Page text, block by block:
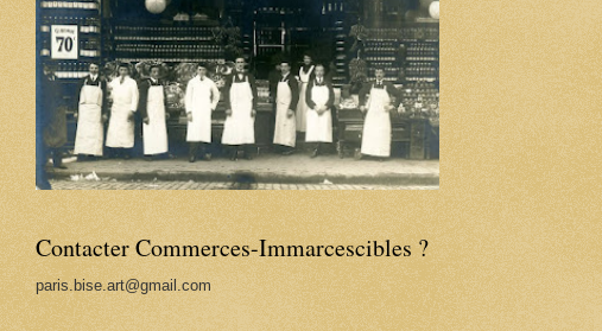
Contacter Commerces-Immarcescibles ?
paris.bise.art@gmail.com